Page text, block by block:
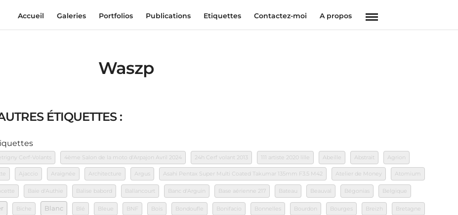
Accueil Galeries Portfolios Publications Etiquettes Contactez-moi A propos
Waszp
ÉTIQUETTES :
Cerf-Volants 4ème Salon de la moto d'Arpajon Avril 2024 24h Cerf volant 2013 111 artiste 2020 lille Abeille Abstrait Agrion
Ajaccio Araignée Architecture Argus Asahi Pentax Super Multi Coated Takumar 135mm F3.5 M42 Atelier de Money Atomium
Baie d'Authie Balise babord Ballancourt Banc d'Arguin Base aérienne 217 Bateau Beauval Bégonias Belgique
Biche Blanc Blé Bleue BNF Bois Bondoufle Bonifacio Bonnelles Bourdon Bourges Breizh Bretagne